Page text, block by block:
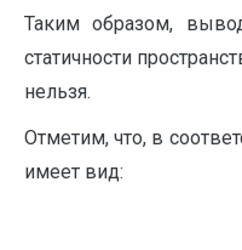
Таким образом,
статичности
нельзя.
Отметим, что, в
имеет вид: